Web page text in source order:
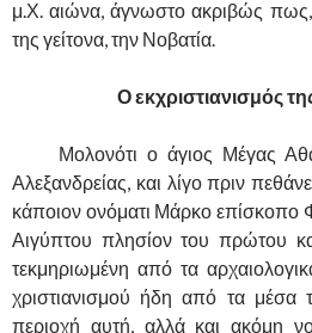
μ.Χ. αιώνα, άγνωστο ακριβώς
της γείτονα, την Νοβατία.
Ο εκχριστιανισμός
Μολονότι ο άγιος Μέγας
Αλεξανδρείας, και λίγο πριν
κάποιον ονόματι Μάρκο επίσκοπο
Αιγύπτου πλησίον του πρώτου
τεκμηριωμένη από τα
χριστιανισμού ήδη από τα μέσα
περιοχή αυτή, αλλά και ακόμη